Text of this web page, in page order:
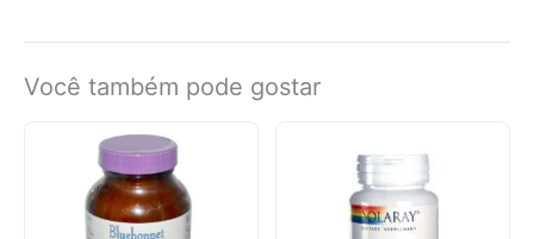
Você também pode gostar